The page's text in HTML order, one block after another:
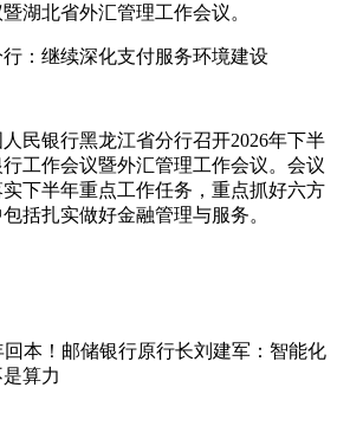
湖北省外汇管理工作会议。
：继续深化支付服务环境建设
民银行黑龙江省分行召开2026年下半
工作会议暨外汇管理工作会议。会议
下半年重点工作任务，重点抓好六方
括扎实做好金融管理与服务。
本！邮储银行原行长刘建军：智能化
算力